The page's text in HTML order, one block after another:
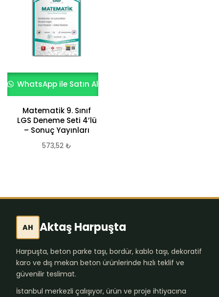
WhatsApp ile Satın Al
Matematik 9. Sınıf
LGS Deneme Seti 4’lü
– Sonuç Yayınları
573,52 ₺
AH Aktaş Harpuşta
Harpuşta, beton parke taşı, bordür, kablo taşı, dekoratif
karo ve dış mekan beton ürünlerinde hızlı teklif ve
güvenilir teslimat.
İstanbul merkezli çalışıyor, ürün ve proje ihtiyacına